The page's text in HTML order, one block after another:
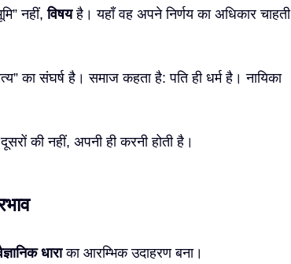
नहीं,विषयहै। यहाँ वह अपने निर्णय का अधिकार चाहती
का संघर्ष है। समाज कहता है: पति ही धर्म है। नायिका
की नहीं, अपनी ही करनी होती है।
धाराका आरम्भिक उदाहरण बना।